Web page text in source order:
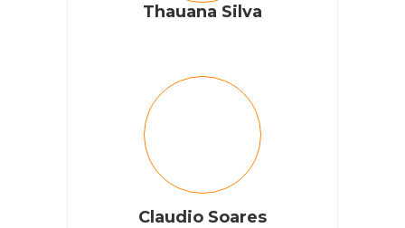
Thauana Silva
Claudio Soares